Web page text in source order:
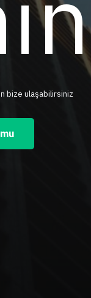
bize ulaşabilirsiniz